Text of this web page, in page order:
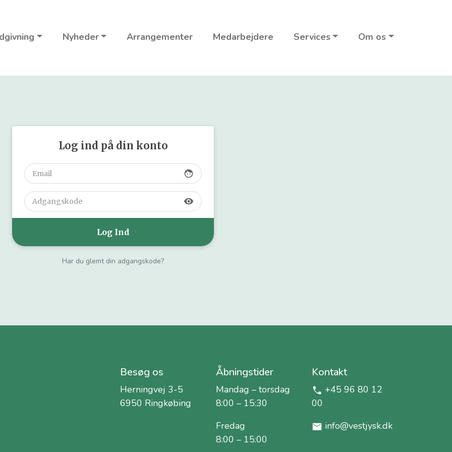
Nyheder Arrangementer Medarbejdere Services Om os
Log ind på din konto
face
visibility
Har du glemt din adgangskode?
Besøg os
Herningvej 3-5
6950 Ringkøbing
Åbningstider
Mandag – torsdag
8:00 – 15:30
Fredag
8:00 – 15:00
Kontakt
+45 96 80 12
00
info@vestjysk.dk